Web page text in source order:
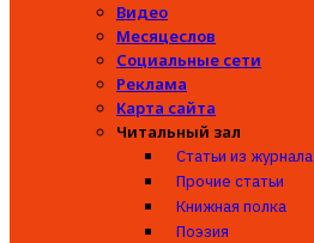
Видео
Месяцеслов
Социальные сети
Реклама
Карта сайта
Читальный зал
Статьи из журнала
Прочие статьи
Книжная полка
Поэзия